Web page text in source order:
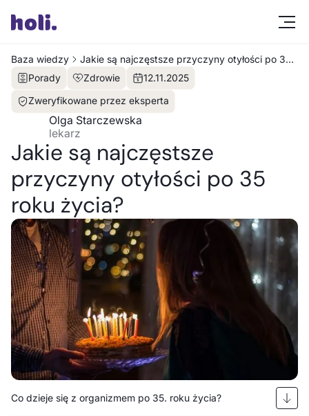
Baza wiedzy
Jakie są najczęstsze przyczyny otyłości po 35
roku życia?
Olga Starczewska
lekarz
Porady Zdrowie 12.11.2025
Zweryfikowane przez eksperta
Jakie są najczęstsze
przyczyny otyłości po 35
roku życia?
Co dzieje się z organizmem po 35. roku życia?